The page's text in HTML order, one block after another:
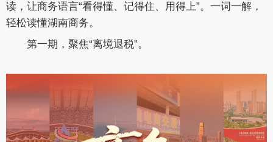
读，让商务语言“看得懂、记得住、用得上”。一词一解，
轻松读懂湖南商务。
第一期，聚焦“离境退税”。